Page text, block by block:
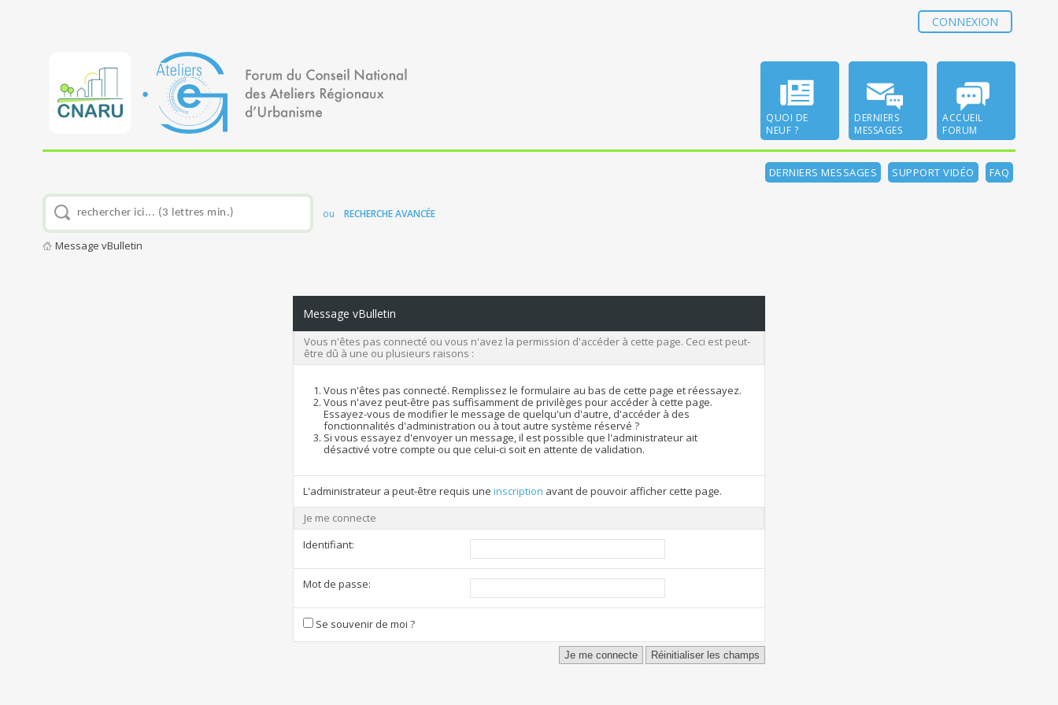
CONNEXION
QUOI DE
NEUF ?
DERNIERS
MESSAGES
ACCUEIL
FORUM
DERNIERS MESSAGES SUPPORT VIDÉO FAQ
ou RECHERCHE AVANCÉE
Message vBulletin
Message vBulletin
Vous n'êtes pas connecté ou vous n'avez la permission d'accéder à cette page. Ceci est peut-
être dû à une ou plusieurs raisons :
Vous n'êtes pas connecté. Remplissez le formulaire au bas de cette page et réessayez.
Vous n'avez peut-être pas suffisamment de privilèges pour accéder à cette page.
Essayez-vous de modifier le message de quelqu'un d'autre, d'accéder à des
fonctionnalités d'administration ou à tout autre système réservé ?
Si vous essayez d'envoyer un message, il est possible que l'administrateur ait
désactivé votre compte ou que celui-ci soit en attente de validation.
L'administrateur a peut-être requis une inscription avant de pouvoir afficher cette page.
Je me connecte
Identifiant:
Mot de passe:
Se souvenir de moi ?